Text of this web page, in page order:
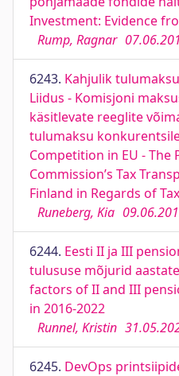
Investment: Evidence
Rump, Ragnar
6243. Kahjulik
Liidus - Komisjoni
käsitlevate reeglite
tulumaksu
Competition in EU - The
Commission’s Tax
Finland in Regards of
Runeberg, Kia
6244. Eesti II ja III
tulususe mõjurid
factors of II and III
in 2016-2022
Runnel, Kristin
6245. DevOps